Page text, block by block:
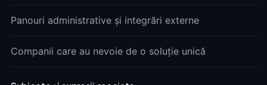
Panouri administrative și integrări externe
Companii care au nevoie de o soluție unică